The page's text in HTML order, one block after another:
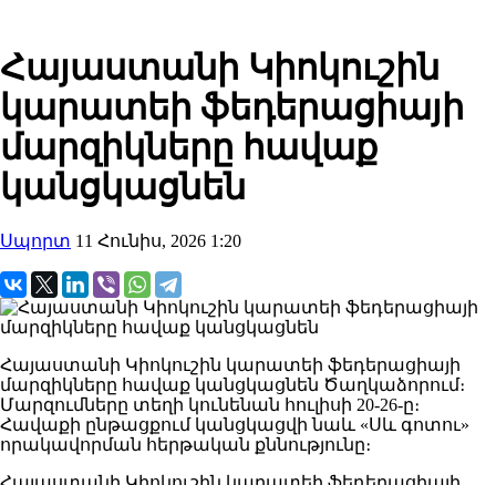
Հայաստանի Կիոկուշին
կարատեի ֆեդերացիայի
մարզիկները հավաք
կանցկացնեն
Սպորտ 11 Հունիս, 2026 1:20
Հայաստանի Կիոկուշին կարատեի ֆեդերացիայի
մարզիկները հավաք կանցկացնեն Ծաղկաձորում։
Մարզումները տեղի կունենան հուլիսի 20-26-ը։
Հավաքի ընթացքում կանցկացվի նաև «Սև գոտու»
որակավորման հերթական քննությունը։